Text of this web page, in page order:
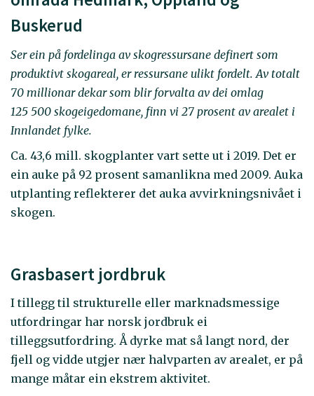
Buskerud
Ser ein på fordelinga av skogressursane definert som
produktivt skogareal, er ressursane ulikt fordelt. Av totalt
70 millionar dekar som blir forvalta av dei omlag
125 500 skogeigedomane, finn vi 27 prosent av arealet i
Innlandet fylke.
Ca. 43,6 mill. skog­planter vart sette ut i 2019. Det er
ein auke på 92 prosent samanlikna med 2009. Auka
utplanting reflekterer det auka avvirkningsnivået i
skogen.
Grasbasert jordbruk
I tillegg til strukturelle eller marknadsmessige
utfordringar har norsk jordbruk ei
tilleggsutfordring. Å dyrke mat så langt nord, der
fjell og vidde utgjer nær halvparten av arealet, er på
mange måtar ein ekstrem aktivitet.